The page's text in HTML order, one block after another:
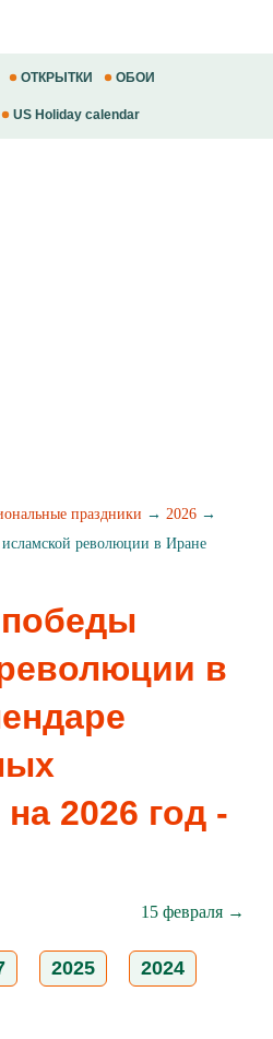
ОТКРЫТКИ ОБОИ
US Holiday calendar
праздники → 2026 →
революции в Иране
в
2026 год -
15 февраля →
2025 2024